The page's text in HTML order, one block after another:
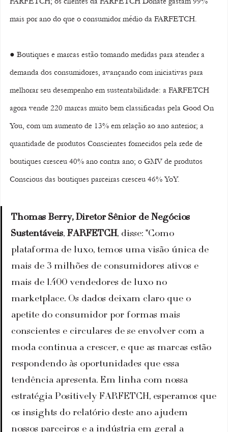
mais por ano do que o consumidor médio da FARFETCH.
● Boutiques e marcas estão tomando medidas para atender a
demanda dos consumidores, avançando com iniciativas para
melhorar seu desempenho em sustentabilidade: a FARFETCH
agora vende 220 marcas muito bem classificadas pela Good On
You, com um aumento de 13% em relação ao ano anterior; a
quantidade de produtos Conscientes fornecidos pela rede de
boutiques cresceu 40% ano contra ano; o GMV de produtos
Conscious das boutiques parceiras cresceu 46% YoY.
Thomas Berry, Diretor Sênior de Negócios
Sustentáveis, FARFETCH, disse: "Como
plataforma de luxo, temos uma visão única de
mais de 3 milhões de consumidores ativos e
mais de 1.400 vendedores de luxo no
marketplace. Os dados deixam claro que o
apetite do consumidor por formas mais
conscientes e circulares de se envolver com a
moda continua a crescer, e que as marcas estão
respondendo às oportunidades que essa
tendência apresenta. Em linha com nossa
estratégia Positively FARFETCH, esperamos que
os insights do relatório deste ano ajudem
nossos parceiros e a indústria em geral a